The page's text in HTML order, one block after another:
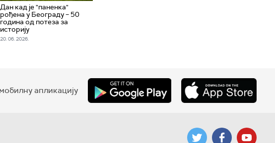
Дан кад је "паненка"
рођена у Београду – 50
година од потеза за
историју
20. 06. 2026.
апликацију